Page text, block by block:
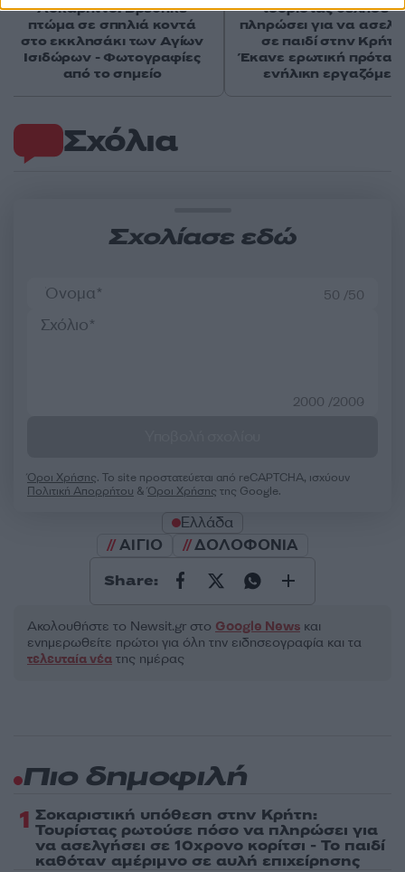
Σχόλια
Σχολίασε εδώ
50 /50
2000 /2000
Όροι Χρήσης. Το site προστατεύεται από reCAPTCHA, ισχύουν
Πολιτική Απορρήτου &Όροι Χρήσης της Google.
Ελλάδα
ΑΙΓΙΟ
ΔΟΛΟΦΟΝΙΑ
Share:
Ακολουθήστε το Νewsit.gr στο Google News και
ενημερωθείτε πρώτοι για όλη την ειδησεογραφία και τα
τελευταία νέα της ημέρας
Λυκαβηττό: Βρέθηκε
πτώμα σε σπηλιά κοντά
στο εκκλησάκι των Αγίων
Ισιδώρων - Φωτογραφίες
από το σημείο
τουρίστας θέλησε
πληρώσει για να
σε παιδί στην
Έκανε ερωτική
ενήλικη
Πιο δημοφιλή
1 Σοκαριστική υπόθεση στην Κρήτη:
Τουρίστας ρωτούσε πόσο να πληρώσει για
να ασελγήσει σε 10χρονο κορίτσι - Το παιδί
καθόταν αμέριμνο σε αυλή επιχείρησης